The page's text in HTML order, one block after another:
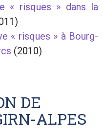
« risques » dans la
« risques » à Bourg-
(2010)
DE
ALPES